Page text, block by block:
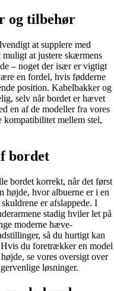
og tilbehør
at supplere med
at justere skærmens
– noget der især er vigtigt
en fordel, hvis fødderne
position. Kabelbakker og
selv når bordet er hævet
en af de modeller fra vores
kompatibilitet mellem stel,
bordet
bordet korrekt, når det først
højde, hvor albuerne er i en
er afslappede. I
stadig hviler let på
moderne hæve-
så du hurtigt kan
du foretrækker en model
se vores oversigt over
løsninger.